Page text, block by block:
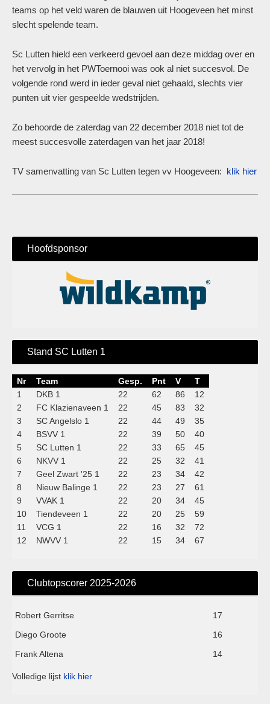
teams op het veld waren de blauwen uit Hoogeveen het minst
slecht spelende team.
Sc Lutten hield een verkeerd gevoel aan deze middag over en
het vervolg in het PWToernooi was ook al niet succesvol. De
volgende rond werd in ieder geval niet gehaald, slechts vier
punten uit vier gespeelde wedstrijden.
Zo behoorde de zaterdag van 22 december 2018 niet tot de
meest succesvolle zaterdagen van het jaar 2018!
TV samenvatting van Sc Lutten tegen vv Hoogeveen: klik hier
Hoofdsponsor
Stand SC Lutten 1
Nr Team Gesp. Pnt V
T
1
DKB 1 22 62 86
12
2
FC Klazienaveen 1 22 45 83
32
3
SC Angelslo 1 22 44 49
35
4
BSVV 1 22 39 50
40
5
SC Lutten 1 22 33 65
45
6
NKVV 1 22 25 32
41
7
Geel Zwart '25 1 22 23 34
42
8
Nieuw Balinge 1 22 23 27
61
9
VVAK 1 22 20 34
45
10
Tiendeveen 1 22 20 25
59
11
VCG 1 22 16 32
72
12
NWVV 1 22 15 34 67
Clubtopscorer 2025-2026
Robert Gerritse
17
Diego Groote
16
Frank Altena
14
Volledige lijst klik hier